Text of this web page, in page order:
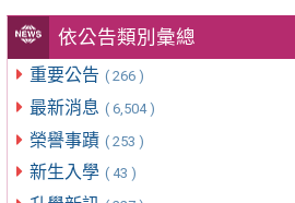
依公告類別彙總
重要公告 ( 266 )
最新消息 ( 6,504 )
榮譽事蹟 ( 253 )
新生入學 ( 43 )